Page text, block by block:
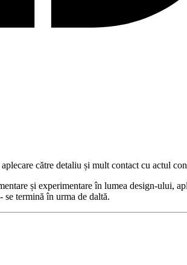
către detaliu și mult contact cu actul
și experimentare în lumea design-ului,
se termină în urma de daltă.